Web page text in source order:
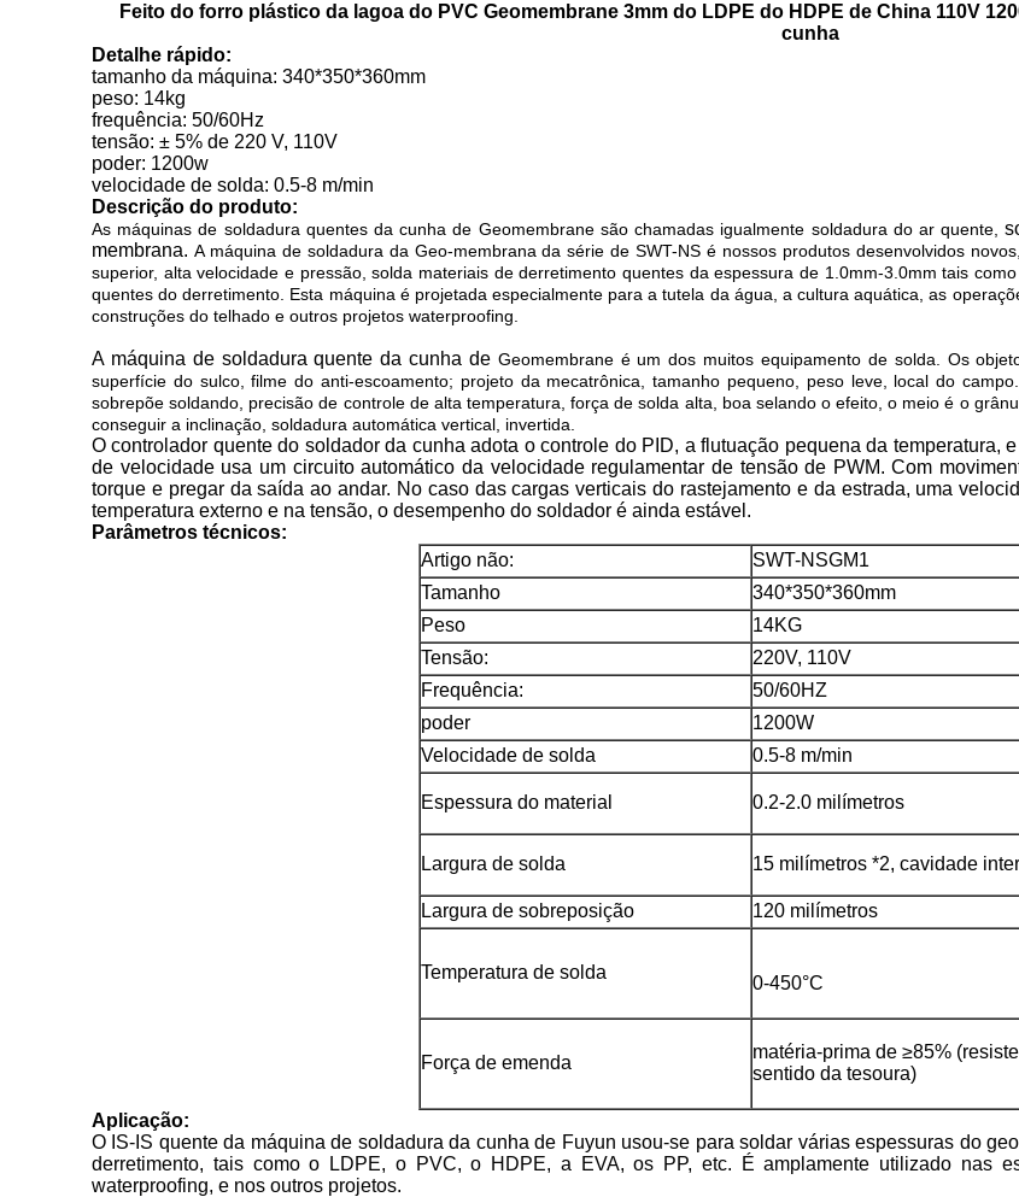
Feito do forro plástico da lagoa do PVC Geomembrane 3mm do LDPE do HDPE de China 110V
cunha
Detalhe rápido:
tamanho da máquina: 340*350*360mm
peso: 14kg
frequência: 50/60Hz
tensão: ± 5% de 220 V, 110V
poder: 1200w
velocidade de solda: 0.5-8 m/min
Descrição do produto:
As máquinas de soldadura quentes da cunha de Geomembrane são chamadas igualmente soldadura do ar quente,
membrana. A máquina de soldadura da Geo-membrana da série de SWT-NS é nossos produtos desenvolvidos
superior, alta velocidade e pressão, solda materiais de derretimento quentes da espessura de 1.0mm-3.0mm tais
quentes do derretimento. Esta máquina é projetada especialmente para a tutela da água, a cultura aquática, as
construções do telhado e outros projetos waterproofing.
A máquina de soldadura quente da cunha de Geomembrane é um dos muitos equipamento de solda. Os
superfície do sulco, filme do anti-escoamento; projeto da mecatrônica, tamanho pequeno, peso leve, local do
sobrepõe soldando, precisão de controle de alta temperatura, força de solda alta, boa selando o efeito, o meio é o
conseguir a inclinação, soldadura automática vertical, invertida.
O controlador quente do soldador da cunha adota o controle do PID, a flutuação pequena da temperatura,
de velocidade usa um circuito automático da velocidade regulamentar de tensão de PWM. Com
torque e pregar da saída ao andar. No caso das cargas verticais do rastejamento e da estrada, uma
temperatura externo e na tensão, o desempenho do soldador é ainda estável.
Parâmetros técnicos:
Artigo não:
SWT-NSGM1
Tamanho
340*350*360mm
Peso
14KG
Tensão:
220V, 110V
Frequência:
50/60HZ
poder
1200W
Velocidade de solda
0.5-8 m/min
Espessura do material 0.2-2.0 milímetros
Largura de solda 15 milímetros *2, cavidade
Largura de sobreposição 120 milímetros
Temperatura de solda
0-450°C
Força de emenda
matéria-prima de ≥85%
sentido da tesoura)
Aplicação:
O IS-IS quente da máquina de soldadura da cunha de Fuyun usou-se para soldar várias espessuras do
derretimento, tais como o LDPE, o PVC, o HDPE, a EVA, os PP, etc. É amplamente utilizado nas
waterproofing, e nos outros projetos.